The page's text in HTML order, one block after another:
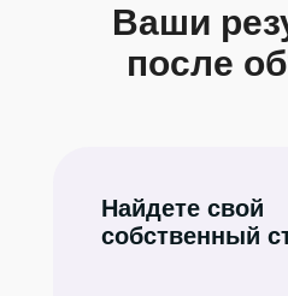
Ваши
после
Найдете свой
собственный